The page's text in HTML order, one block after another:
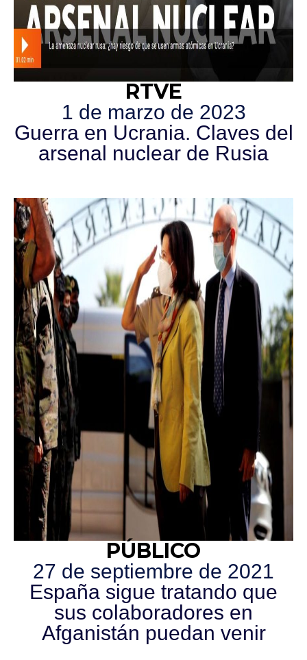
RTVE
1 de marzo de 2023
Guerra en Ucrania. Claves del
arsenal nuclear de Rusia
PÚBLICO
27 de septiembre de 2021
España sigue tratando que
sus colaboradores en
Afganistán puedan venir